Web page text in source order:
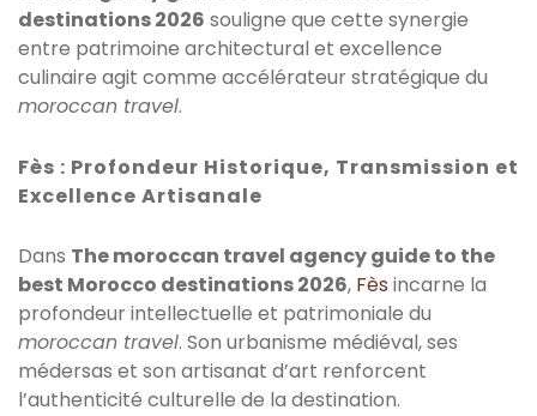
destinations 2026 souligne que cette synergie
entre patrimoine architectural et excellence
culinaire agit comme accélérateur stratégique du
moroccan travel.
Fès : Profondeur Historique, Transmission et
Excellence Artisanale
Dans The moroccan travel agency guide to the
best Morocco destinations 2026, Fès incarne la
profondeur intellectuelle et patrimoniale du
moroccan travel. Son urbanisme médiéval, ses
médersas et son artisanat d’art renforcent
l’authenticité culturelle de la destination.